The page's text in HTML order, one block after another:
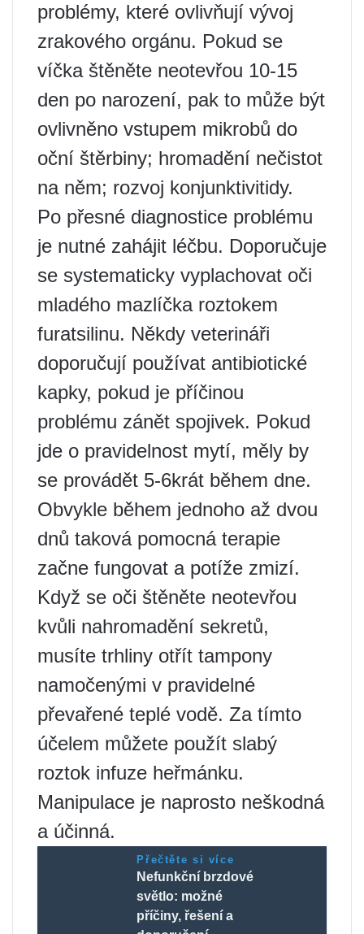
problémy, které ovlivňují vývoj
zrakového orgánu. Pokud se
víčka štěněte neotevřou 10-15
den po narození, pak to může být
ovlivněno vstupem mikrobů do
oční štěrbiny; hromadění nečistot
na něm; rozvoj konjunktivitidy.
Po přesné diagnostice problému
je nutné zahájit léčbu. Doporučuje
se systematicky vyplachovat oči
mladého mazlíčka roztokem
furatsilinu. Někdy veterináři
doporučují používat antibiotické
kapky, pokud je příčinou
problému zánět spojivek. Pokud
jde o pravidelnost mytí, měly by
se provádět 5-6krát během dne.
Obvykle během jednoho až dvou
dnů taková pomocná terapie
začne fungovat a potíže zmizí.
Když se oči štěněte neotevřou
kvůli nahromadění sekretů,
musíte trhliny otřít tampony
namočenými v pravidelné
převařené teplé vodě. Za tímto
účelem můžete použít slabý
roztok infuze heřmánku.
Manipulace je naprosto neškodná
a účinná.
Přečtěte si více
Nefunkční brzdové
světlo: možné
příčiny, řešení a